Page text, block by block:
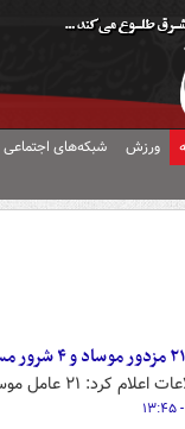
ورزش شبکه‌های اجتماعی
باندهای مسلح شرارت در استان کرمان شناسایی و بازداشت شدند.